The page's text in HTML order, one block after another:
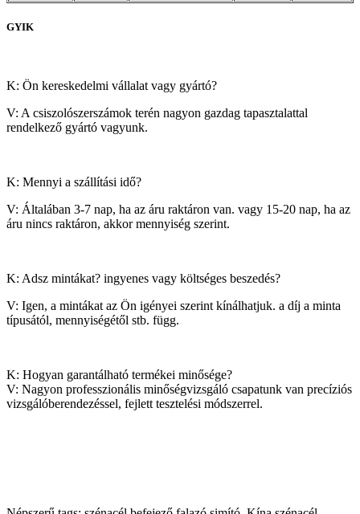
GYIK
K: Ön kereskedelmi vállalat vagy gyártó?
V: A csiszolószerszámok terén nagyon gazdag tapasztalattal
rendelkező gyártó vagyunk.
K: Mennyi a szállítási idő?
V: Általában 3-7 nap, ha az áru raktáron van. vagy 15-20 nap, ha az
áru nincs raktáron, akkor mennyiség szerint.
K: Adsz mintákat? ingyenes vagy költséges beszedés?
V: Igen, a mintákat az Ön igényei szerint kínálhatjuk. a díj a minta
típusától, mennyiségétől stb. függ.
K: Hogyan garantálható termékei minősége?
V: Nagyon professzionális minőségvizsgáló csapatunk van precíziós
vizsgálóberendezéssel, fejlett tesztelési módszerrel.